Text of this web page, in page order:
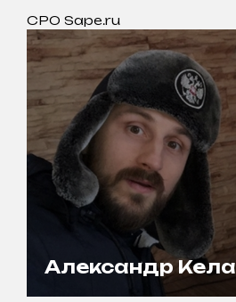
CPO Sape.ru
Александр Кела